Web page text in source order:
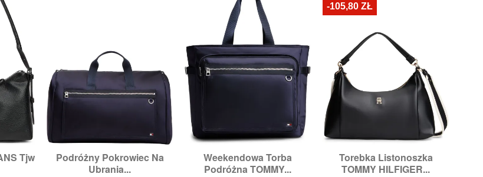
Tjw
Podróżny Pokrowiec Na
Ubrania...
Szybki podgląd
Weekendowa Torba
Podróżna TOMMY...
Szybki podgląd
Torebka Listonoszka
TOMMY HILFIGER...
Szybki podgląd
-105,80 ZŁ